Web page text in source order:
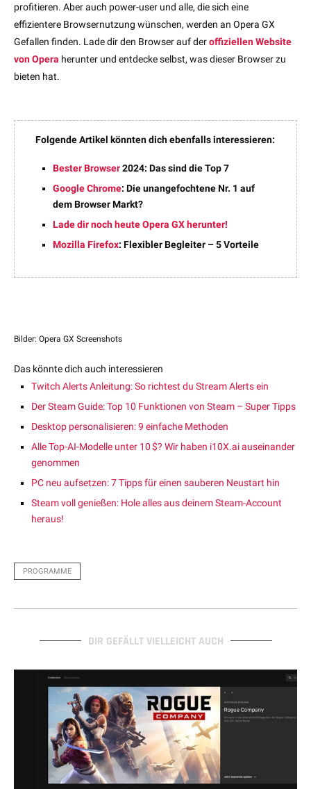
profitieren. Aber auch power-user und alle, die sich eine
effizientere Browsernutzung wünschen, werden an Opera GX
Gefallen finden. Lade dir den Browser auf deroffiziellen Website
von Opera herunter und entdecke selbst, was dieser Browser zu
bieten hat.
Folgende Artikel könnten dich ebenfalls interessieren:
Bester Browser2024: Das sind die Top 7
Google Chrome: Die unangefochtene Nr. 1 auf
dem Browser Markt?
Lade dir noch heute Opera GX herunter!
Mozilla Firefox: Flexibler Begleiter – 5 Vorteile
Bilder: Opera GX Screenshots
Das könnte dich auch interessieren
Twitch Alerts Anleitung: So richtest du Stream Alerts ein
Der Steam Guide: Top 10 Funktionen von Steam – Super Tipps
Desktop personalisieren: 9 einfache Methoden
Alle Top-AI-Modelle unter 10 $? Wir haben i10X.ai auseinander
genommen
PC neu aufsetzen: 7 Tipps für einen sauberen Neustart hin
Steam voll genießen: Hole alles aus deinem Steam-Account
heraus!
PROGRAMME
DIR GEFÄLLT VIELLEICHT AUCH